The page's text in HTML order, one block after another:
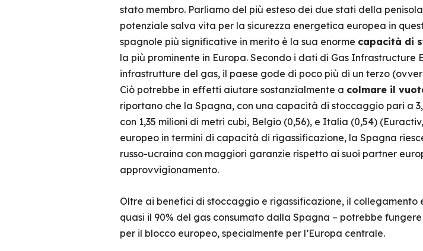
stato membro. Parliamo del più esteso dei due stati della
potenziale salva vita per la sicurezza energetica europea in
spagnole più significative in merito è la sua enorme capacità di
la più prominente in Europa. Secondo i dati di Gas Infrastructure
infrastrutture del gas, il paese gode di poco più di un terzo
Ciò potrebbe in effetti aiutare sostanzialmente a colmare il
riportano che la Spagna, con una capacità di stoccaggio pari a
con 1,35 milioni di metri cubi, Belgio (0,56), e Italia (0,54)
europeo in termini di capacità di rigassificazione, la Spagna
russo-ucraina con maggiori garanzie rispetto ai suoi partner
approvvigionamento.
Oltre ai benefici di stoccaggio e rigassificazione, il collegamento
quasi il 90% del gas consumato dalla Spagna – potrebbe
per il blocco europeo, specialmente per l’Europa centrale.